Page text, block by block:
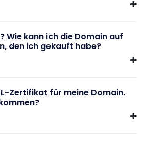
Wie kann ich die Domain auf
den ich gekauft habe?
Zertifikat für meine Domain.